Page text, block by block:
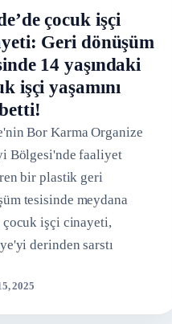
çocuk işçi
Geri dönüşüm
14 yaşındaki
işçi yaşamını
Bor Karma Organize
Bölgesi'nde faaliyet
bir plastik geri
tesisinde meydana
çocuk işçi cinayeti,
derinden sarstı
2025